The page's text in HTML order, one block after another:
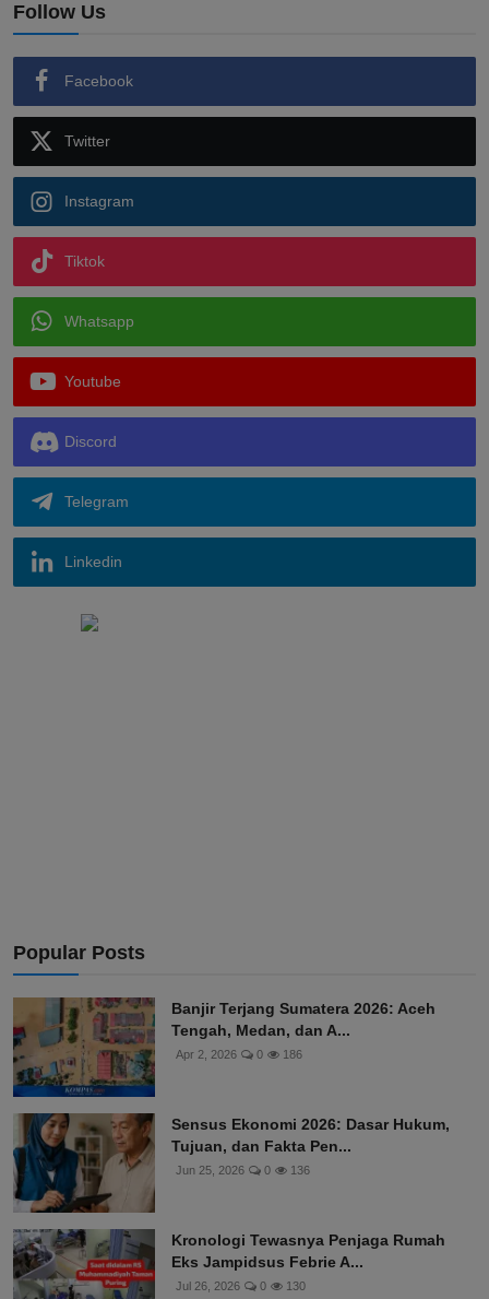
Follow Us
Facebook
Twitter
Instagram
Tiktok
Whatsapp
Youtube
Discord
Telegram
Linkedin
Popular Posts
Banjir Terjang Sumatera 2026: Aceh
Tengah, Medan, dan A...
Apr 2, 2026 0 186
Sensus Ekonomi 2026: Dasar Hukum,
Tujuan, dan Fakta Pen...
Jun 25, 2026 0 136
Kronologi Tewasnya Penjaga Rumah
Eks Jampidsus Febrie A...
Jul 26, 2026 0 130